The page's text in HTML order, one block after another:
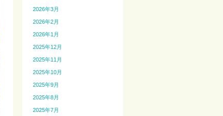
2026年3月
2026年2月
2026年1月
2025年12月
2025年11月
2025年10月
2025年9月
2025年8月
2025年7月